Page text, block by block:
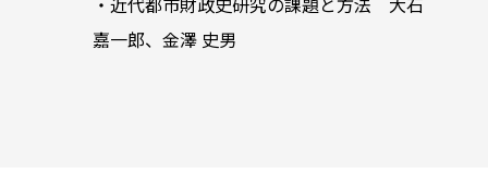
・近代都市財政史研究の課題と方法 大石
嘉一郎、金澤 史男